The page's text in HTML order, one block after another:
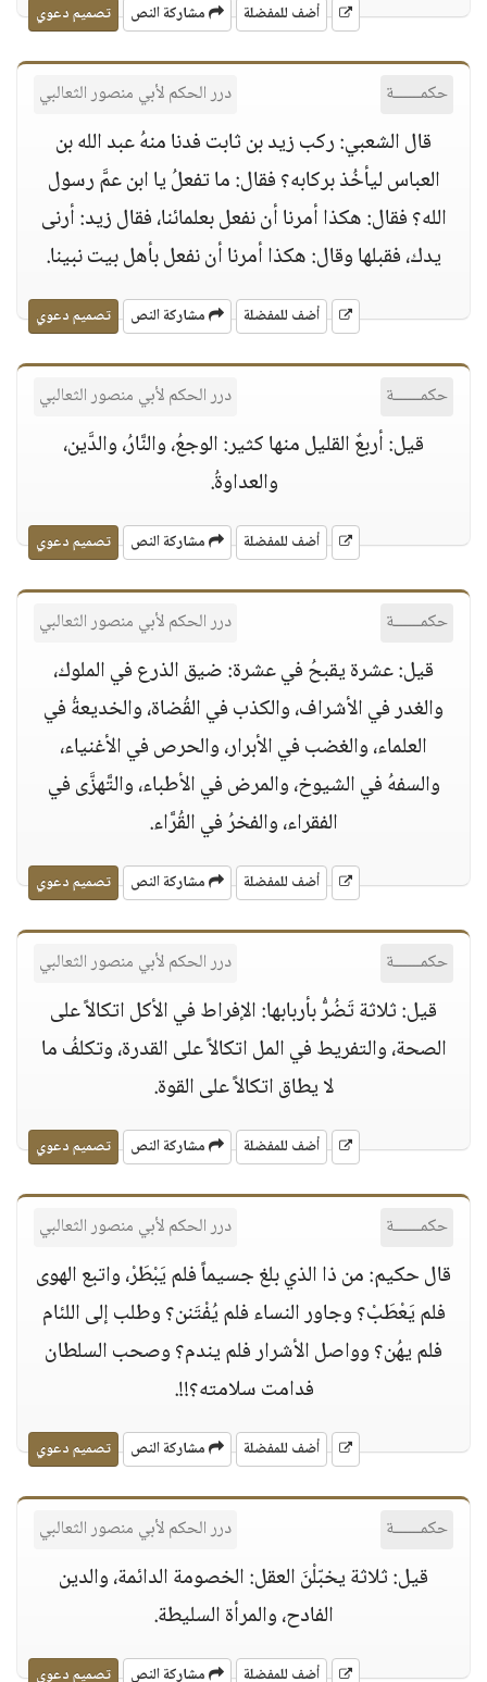
أضف للمفضلة مشاركة النص تصميم دعوي
حكمــــــة درر الحكم لأبي منصور الثعالبي
قال الشعبي: ركب زيد بن ثابت فدنا منهُ عبد الله بن
العباس ليأخُذ بركابه؟ فقال: ما تفعلُ يا ابن عمَّ رسول
الله؟ فقال: هكذا أمرنا أن نفعل بعلمائنا، فقال زيد: أرنى
يدك، فقبلها وقال: هكذا أمرنا أن نفعل بأهل بيت نبينا.
أضف للمفضلة مشاركة النص تصميم دعوي
حكمــــــة درر الحكم لأبي منصور الثعالبي
قيل: أربعٌ القليل منها كثير: الوجعُ، والنَّارُ، والدَّين،
والعداوةُ.
أضف للمفضلة مشاركة النص تصميم دعوي
حكمــــــة درر الحكم لأبي منصور الثعالبي
قيل: عشرة يقبحُ في عشرة: ضيق الذرع في الملوك،
والغدر في الأشراف، والكذب في القُضاة، والخديعةُ في
العلماء، والغضب في الأبرار، والحرص في الأغنياء،
والسفهُ في الشيوخ، والمرض في الأطباء، والتَّهزَّى في
الفقراء، والفخرُ في القُرَّاء.
أضف للمفضلة مشاركة النص تصميم دعوي
حكمــــــة درر الحكم لأبي منصور الثعالبي
قيل: ثلاثة تَضُرُّ بأربابها: الإفراط في الأكل اتكالاً على
الصحة، والتفريط في المل اتكالاً على القدرة، وتكلفُ ما
لا يطاق اتكالاً على القوة.
أضف للمفضلة مشاركة النص تصميم دعوي
حكمــــــة درر الحكم لأبي منصور الثعالبي
قال حكيم: من ذا الذي بلغ جسيماً فلم يَبْطَرْ، واتبع الهوى
فلم يَعْطَبْ؟ وجاور النساء فلم يُفْتَنن؟ وطلب إلى اللئام
فلم يهُن؟ وواصل الأشرار فلم يندم؟ وصحب السلطان
فدامت سلامته؟!!.
أضف للمفضلة مشاركة النص تصميم دعوي
حكمــــــة درر الحكم لأبي منصور الثعالبي
قيل: ثلاثة يخبّلْنَ العقل: الخصومة الدائمة، والدين
الفادح، والمرأة السليطة.
أضف للمفضلة مشاركة النص تصميم دعوي